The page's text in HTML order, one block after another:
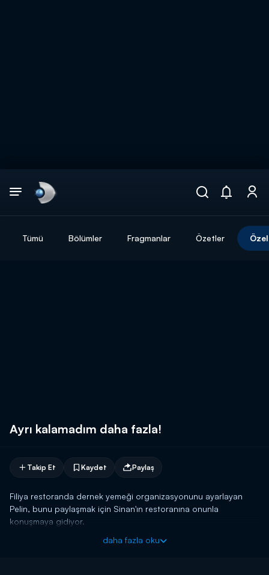
Tümü Bölümler Fragmanlar Özetler
Ayrı kalamadım daha fazla!
Takip Et Kaydet Paylaş
Filiya restoranda dernek yemeği organizasyonunu ayarlayan
Pelin, bunu paylaşmak için Sinan'ın restoranına onunla
konuşmaya gidiyor.
daha fazla oku